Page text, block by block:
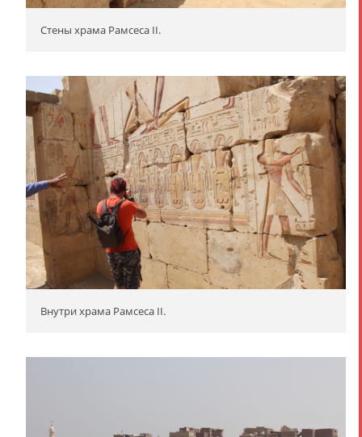
Стены храма Рамсеса II.
Внутри храма Рамсеса II.